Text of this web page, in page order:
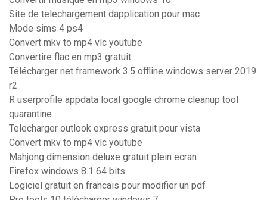
Site de telechargement dapplication pour mac
Mode sims 4 ps4
Convert mkv to mp4 vlc youtube
Convertire flac en mp3 gratuit
Télécharger net framework 3.5 offline windows server 2019
r2
R userprofile appdata local google chrome cleanup tool
quarantine
Telecharger outlook express gratuit pour vista
Convert mkv to mp4 vlc youtube
Mahjong dimension deluxe gratuit plein ecran
Firefox windows 8.1 64 bits
Logiciel gratuit en francais pour modifier un pdf